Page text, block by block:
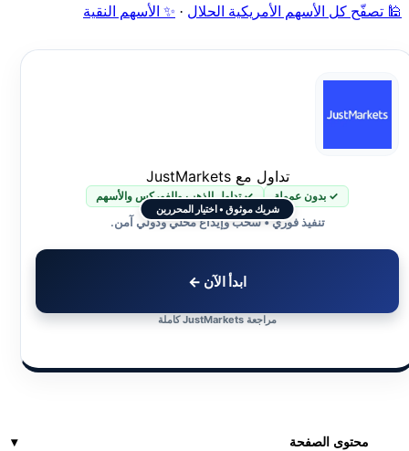
🕌 تصفّح كل الأسهم الأمريكية الحلال · ✨ الأسهم النقية
شريك موثوق • اختيار المحررين
تداول مع JustMarkets
✓ بدون عمولة ✓ تداول الذهب والفوركس والأسهم
تنفيذ فوري • سحب وإيداع محلي ودولي آمن.
ابدأ الآن ←
مراجعة JustMarkets كاملة
محتوى الصفحة